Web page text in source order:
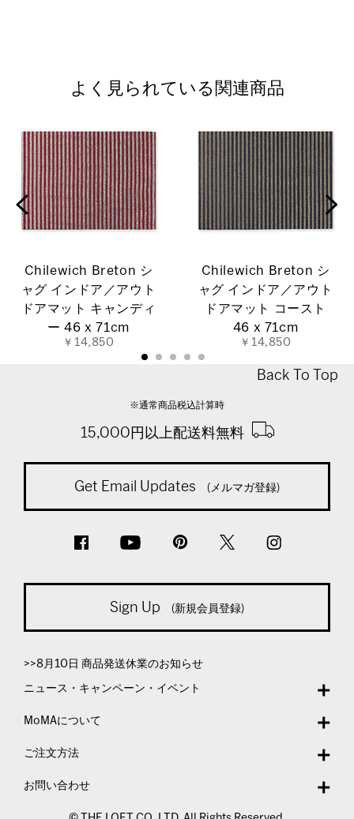
よく見られている関連商品
Chilewich Breton シ
ャグ インドア／アウト
ドアマット キャンディ
ー 46 x 71cm
￥14,850
Chilewich Breton シ
ャグ インドア／アウト
ドアマット コースト
46 x 71cm
￥14,850
Back To Top
※通常商品税込計算時
15,000円以上配送料無料
Get Email Updates (メルマガ登録)
Sign Up (新規会員登録)
>>8月10日 商品発送休業のお知らせ
ニュース・キャンペーン・イベント
MoMAについて
ご注文方法
お問い合わせ